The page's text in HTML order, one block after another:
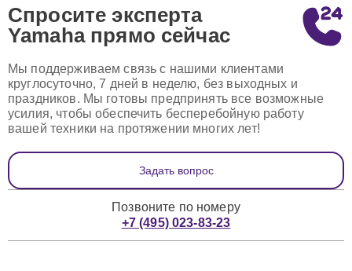
Спросите эксперта
Yamaha прямо сейчас
Мы поддерживаем связь с нашими клиентами
круглосуточно, 7 дней в неделю, без выходных и
праздников. Мы готовы предпринять все возможные
усилия, чтобы обеспечить бесперебойную работу
вашей техники на протяжении многих лет!
Задать вопрос
Позвоните по номеру
+7 (495) 023-83-23